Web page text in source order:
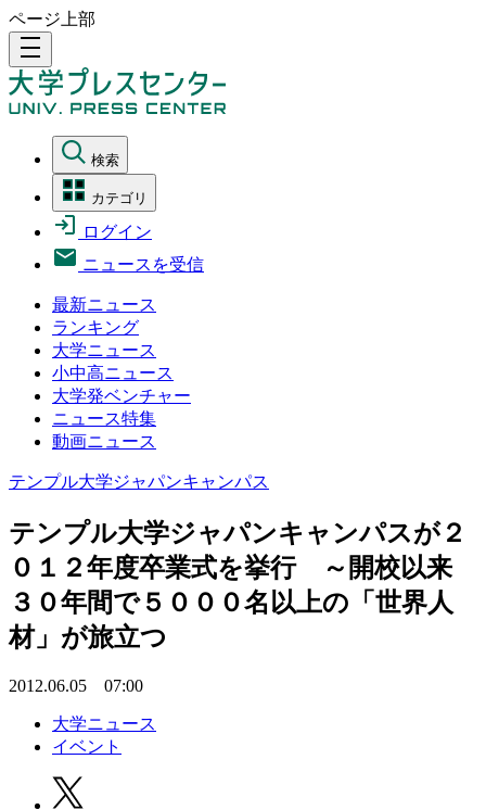
ページ上部
density_medium
検索
カテゴリ
ログイン
ニュースを受信
最新ニュース
ランキング
大学ニュース
小中高ニュース
大学発ベンチャー
ニュース特集
動画ニュース
テンプル大学ジャパンキャンパス
テンプル大学ジャパンキャンパスが２
０１２年度卒業式を挙行 ～開校以来
３０年間で５０００名以上の「世界人
材」が旅立つ
2012.06.05 07:00
大学ニュース
イベント